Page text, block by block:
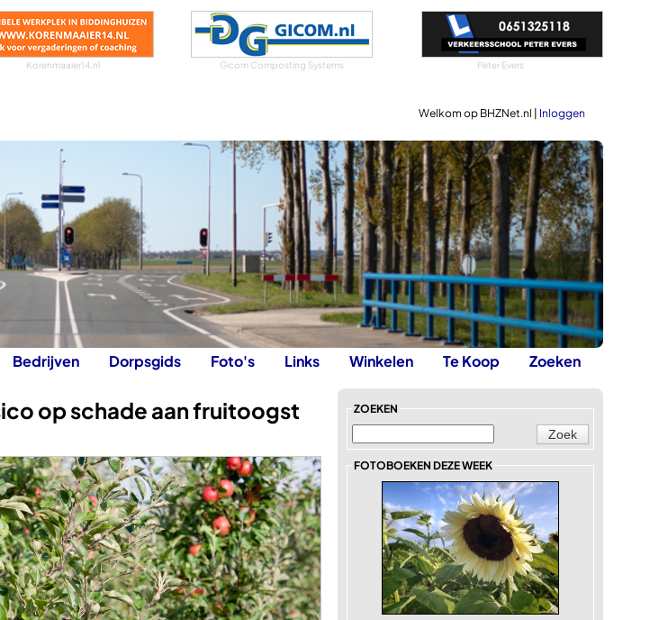
Korenmaaier14.nl Gicom Composting Systems Peter Evers
Welkom op BHZNet.nl | Inloggen
Bedrijven Dorpsgids Foto's Links Winkelen Te Koop Zoeken
op schade aan fruitoogst ZOEKEN
FOTOBOEKEN DEZE WEEK